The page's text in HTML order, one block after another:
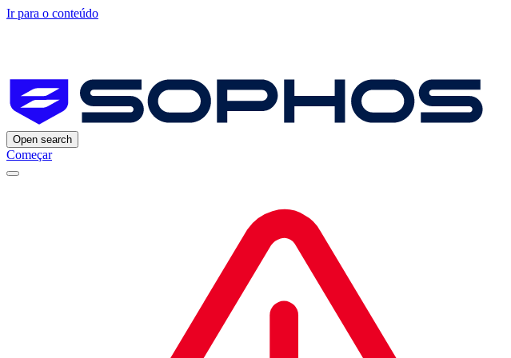
Ir para o conteúdo
Open search
Começar